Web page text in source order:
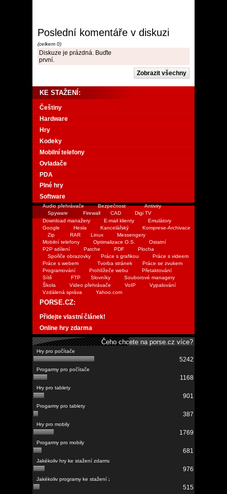
Poslední komentáře v diskuzi
(celkem 0)
Diskuze je prázdná. Buďte
první.
KE STAŽENÍ:
Češtiny
Hardware
Hry
Kodeky
Mobilní telefony
Ovladače
PDA
Plné hry
Software
Audio přehrávače Bezpečnost
Antiviry
Spyware
Firewall CAD
Digi TV
Download manažery
E-mail klienty
Emulátory
Google
Hesla Kancelářský
Komprese-Archivace
Zip
RAR Linux
Messengery
Mobilní telefony
Optimalizace O.S.
Ostatní
P2P sdílení
Patche PDF
Plocha
Spořiče obrazovky
Práce s grafikou
Práce s videem
Práce s webem
Tvorba stránek
Práce se zvukem
Programování
Prohlížeče webu
Přetaktování
Sítě
FTP Slovníky
Souborové managery
Škola
Video přehrávače VoIP
Vypalování
Vzdálená správa
Yahoo.com
PORSE.CZ:
Přidejte vlastní článek!
Online hry zdarma
Čeho chcete na porse.cz více?
5242
1168
901
387
1769
681
976
515